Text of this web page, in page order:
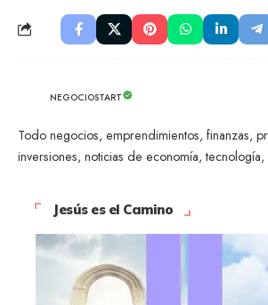
NEGOCIOSTART
Todo negocios, emprendimientos, finanzas,
inversiones, noticias de economía,
Jesús es el Camino